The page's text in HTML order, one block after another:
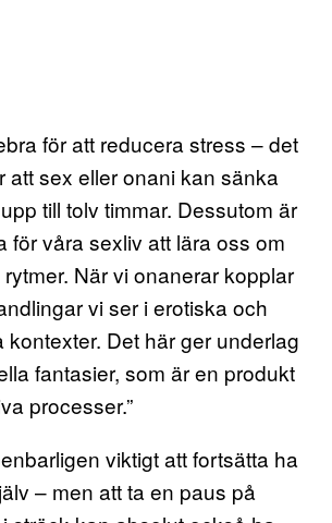
för att reducera stress – det
att sex eller onani kan sänka
till tolv timmar. Dessutom är
för våra sexliv att lära oss om
När vi onanerar kopplar
vi ser i erotiska och
kontexter. Det här ger underlag
fantasier, som är en produkt
processer.”
viktigt att fortsätta ha
– men att ta en paus på